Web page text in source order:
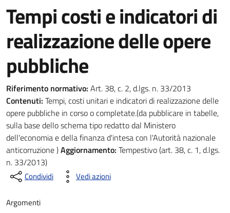
Tempi costi e indicatori di
realizzazione delle opere
pubbliche
Riferimento normativo: Art. 38, c. 2, d.lgs. n. 33/2013
Contenuti: Tempi, costi unitari e indicatori di realizzazione delle
opere pubbliche in corso o completate.(da pubblicare in tabelle,
sulla base dello schema tipo redatto dal Ministero
dell'economia e della finanza d'intesa con l'Autorità nazionale
anticorruzione )Aggiornamento: Tempestivo (art. 38, c. 1, d.lgs.
n. 33/2013)
Condividi Vedi azioni
Argomenti